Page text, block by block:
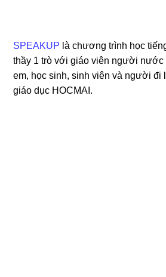
SPEAKUP là chương trình học
thầy 1 trò với giáo viên người nước
em, học sinh, sinh viên và người đi
giáo dục HOCMAI.